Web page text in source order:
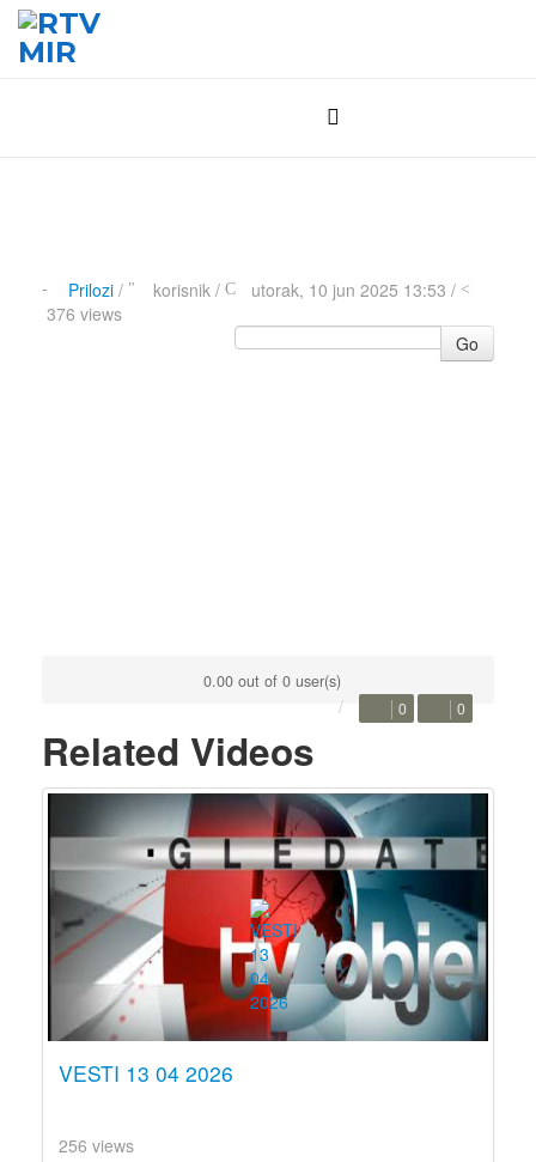
Prilozi/ korisnik /
utorak, 10 jun 2025 13:53 /
376 views
Go
0.00 out of 0 user(s)
0 0
Related Videos
VESTI 13 04 2026
256 views